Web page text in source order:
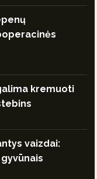
kremuoti
vaizdai: